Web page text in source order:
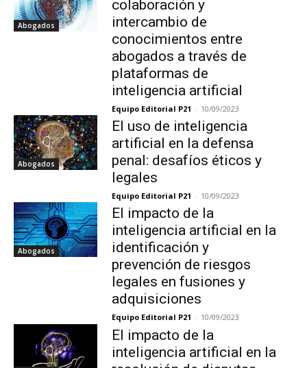
Abogados
colaboración y
intercambio de
conocimientos entre
abogados a través de
plataformas de
inteligencia artificial
Equipo Editorial P21 - 10/09/2023
Abogados
El uso de inteligencia
artificial en la defensa
penal: desafíos éticos y
legales
Equipo Editorial P21 - 10/09/2023
Abogados
El impacto de la
inteligencia artificial en la
identificación y
prevención de riesgos
legales en fusiones y
adquisiciones
Equipo Editorial P21 - 10/09/2023
El impacto de la
inteligencia artificial en la